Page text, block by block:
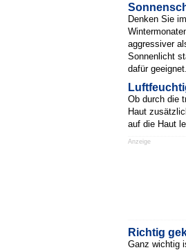
Denken Sie
aggressiver
Sonnenlicht
dafür geeignet.
Ob durch die
Haut
auf die Haut
Anzeige
Richtig
Ganz wichtig